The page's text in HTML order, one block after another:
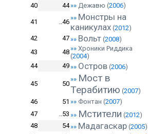
40
44»» Дежавю (2006)
41 ..46
»» Монстры на
каникулах (2012)
42 47»» Вольт (2008)
43
48»» Хроники Риддика
(2004)
44
49»» Остров (2006)
45 50
»» Мост в
Терабитию (2007)
46 51 »» Фонтан (2007)
47
..53 »» Мстители (2012)
48
54»» Мадагаскар (2005)